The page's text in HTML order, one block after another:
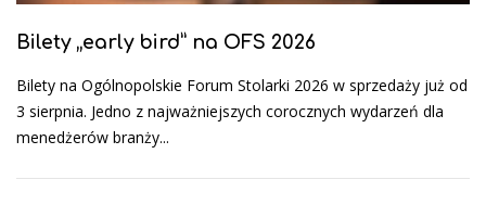
Bilety „early bird” na OFS 2026
Bilety na Ogólnopolskie Forum Stolarki 2026 w sprzedaży już od
3 sierpnia. Jedno z najważniejszych corocznych wydarzeń dla
menedżerów branży...